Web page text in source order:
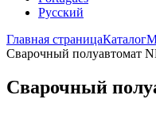
Русский
Главная страницаКаталог
Сварочный полуавтомат
Сварочный